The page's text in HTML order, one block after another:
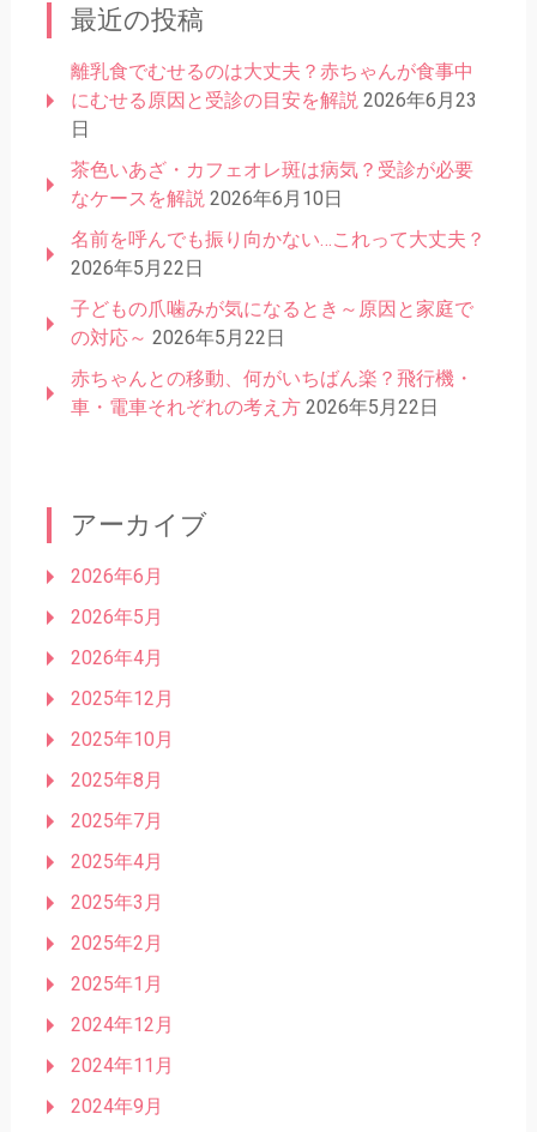
最近の投稿
離乳食でむせるのは大丈夫？赤ちゃんが食事中
にむせる原因と受診の目安を解説 2026年6月23
日
茶色いあざ・カフェオレ斑は病気？受診が必要
なケースを解説 2026年6月10日
名前を呼んでも振り向かない…これって大丈夫？
2026年5月22日
子どもの爪噛みが気になるとき～原因と家庭で
の対応～ 2026年5月22日
赤ちゃんとの移動、何がいちばん楽？飛行機・
車・電車それぞれの考え方 2026年5月22日
アーカイブ
2026年6月
2026年5月
2026年4月
2025年12月
2025年10月
2025年8月
2025年7月
2025年4月
2025年3月
2025年2月
2025年1月
2024年12月
2024年11月
2024年9月